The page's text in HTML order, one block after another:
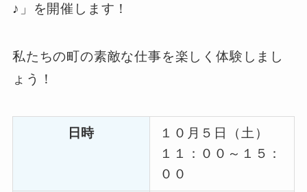
♪」を開催します！
私たちの町の素敵な仕事を楽しく体験しまし
ょう！
日時
１０月５日（土）
１１：００～１５：
００